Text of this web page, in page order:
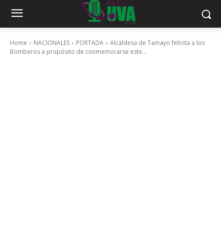
Home NACIONALES PORTADA
Alcaldesa de Tamayo felicita a los
Bomberos a propósito de conmemorarse este...